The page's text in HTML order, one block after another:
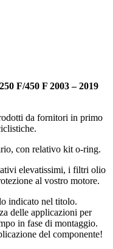
F/450 F 2003 – 2019
da fornitori in primo
con relativo kit o-ring.
elevatissimi, i filtri olio
al vostro motore.
indicato nel titolo.
delle applicazioni per
in fase di montaggio.
del componente!